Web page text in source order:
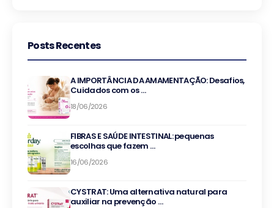
Posts Recentes
A IMPORTÂNCIA DA AMAMENTAÇÃO: Desafios,
Cuidados com os …
18/06/2026
FIBRAS E SAÚDE INTESTINAL: pequenas
escolhas que fazem …
16/06/2026
CYSTRAT: Uma alternativa natural para
auxiliar na prevenção …